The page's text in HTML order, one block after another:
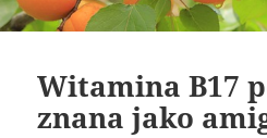
Witamina B17
znana jako